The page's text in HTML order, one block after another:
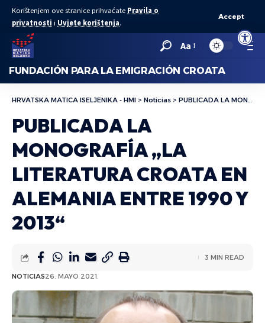
Abrir
Korištenjem ove stranice prihvaćate Pravila o
privatnosti i Uvjete korištenja.
Accept
Aa
FUNDACIÓN PARA LA EMIGRACIÓN CROATA
HRVATSKA MATICA ISELJENIKA - HMI > Noticias > PUBLICADA LA MONOGRAFÍA „LA LITERATURA CROATA EN ALEMANIA ENTRE 1990 Y 2013“
PUBLICADA LA
MONOGRAFÍA „LA
LITERATURA CROATA EN
ALEMANIA ENTRE 1990 Y
2013“
NOTICIAS26. MAYO 2021.
3 MIN READ